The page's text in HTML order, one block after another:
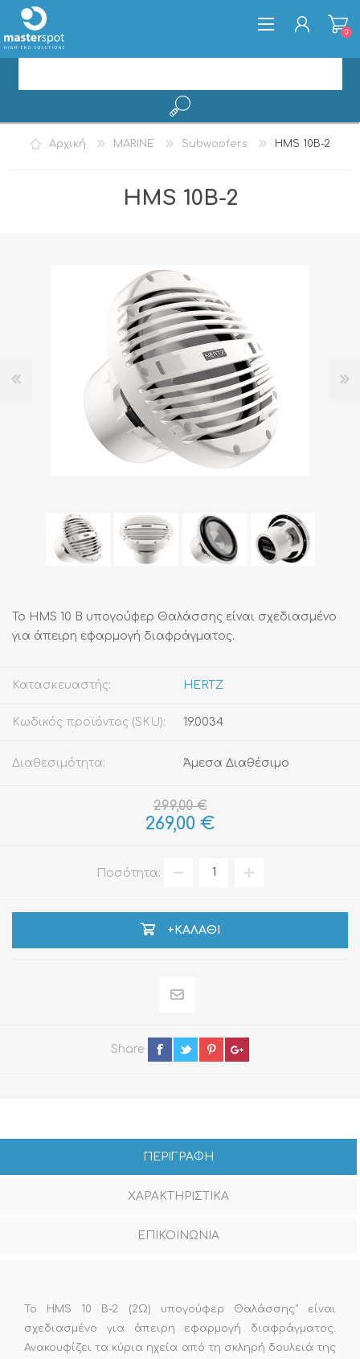
ΕΓΓΡΑΦΉ
0
Αρχική MARINE Subwoofers HMS 10B-2
HMS 10B-2
Το HMS 10 B υπογούφερ Θαλάσσης είναι σχεδιασμένο
για άπειρη εφαρμογή διαφράγματος.
Κατασκευαστής: HERTZ
Κωδικός προϊόντος (SKU): 19.0034
Διαθεσιμότητα: Άμεσα Διαθέσιμο
299,00 €
269,00 €
Ποσότητα:
+ΚΑΛΆΘΙ
Share
ΠΕΡΙΓΡΑΦΗ
ΧΑΡΑΚΤΗΡΙΣΤΙΚΑ
ΕΠΙΚΟΙΝΩΝΙΑ
Το HMS 10 B-2 (2Ω) υπογούφερ Θαλάσσης" είναι
σχεδιασμένο για άπειρη εφαρμογή διαφράγματος.
Ανακουφίζει τα κύρια ηχεία από τη σκληρή δουλειά της